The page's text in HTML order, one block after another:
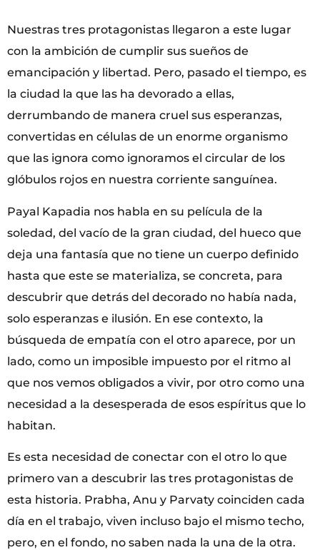
Nuestras tres protagonistas llegaron a este lugar
con la ambición de cumplir sus sueños de
emancipación y libertad. Pero, pasado el tiempo, es
la ciudad la que las ha devorado a ellas,
derrumbando de manera cruel sus esperanzas,
convertidas en células de un enorme organismo
que las ignora como ignoramos el circular de los
glóbulos rojos en nuestra corriente sanguínea.
Payal Kapadia nos habla en su película de la
soledad, del vacío de la gran ciudad, del hueco que
deja una fantasía que no tiene un cuerpo definido
hasta que este se materializa, se concreta, para
descubrir que detrás del decorado no había nada,
solo esperanzas e ilusión. En ese contexto, la
búsqueda de empatía con el otro aparece, por un
lado, como un imposible impuesto por el ritmo al
que nos vemos obligados a vivir, por otro como una
necesidad a la desesperada de esos espíritus que lo
habitan.
Es esta necesidad de conectar con el otro lo que
primero van a descubrir las tres protagonistas de
esta historia. Prabha, Anu y Parvaty coinciden cada
día en el trabajo, viven incluso bajo el mismo techo,
pero, en el fondo, no saben nada la una de la otra.